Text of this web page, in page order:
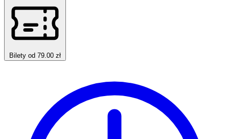
Bilety od 79.00 zł